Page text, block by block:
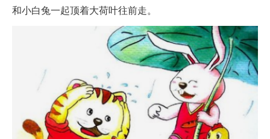
和小白兔一起顶着大荷叶往前走。